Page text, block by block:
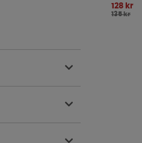
128 kr
135 kr